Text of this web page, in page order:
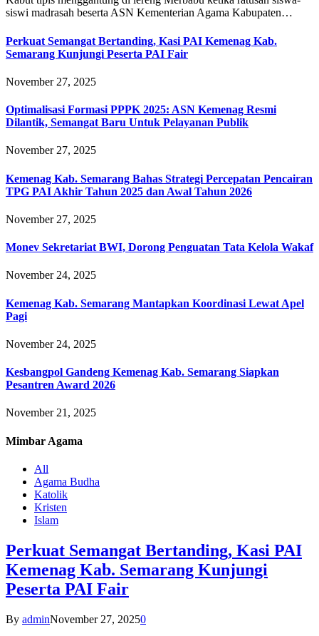
siswi madrasah beserta ASN Kementerian Agama Kabupaten…
Perkuat Semangat Bertanding, Kasi PAI Kemenag Kab.
Semarang Kunjungi Peserta PAI Fair
November 27, 2025
Optimalisasi Formasi PPPK 2025: ASN Kemenag Resmi
Dilantik, Semangat Baru Untuk Pelayanan Publik
November 27, 2025
Kemenag Kab. Semarang Bahas Strategi Percepatan Pencairan
TPG PAI Akhir Tahun 2025 dan Awal Tahun 2026
November 27, 2025
Monev Sekretariat BWI, Dorong Penguatan Tata Kelola Wakaf
November 24, 2025
Kemenag Kab. Semarang Mantapkan Koordinasi Lewat Apel
Pagi
November 24, 2025
Kesbangpol Gandeng Kemenag Kab. Semarang Siapkan
Pesantren Award 2026
November 21, 2025
Mimbar Agama
All
Agama Budha
Katolik
Kristen
Islam
Perkuat Semangat Bertanding, Kasi PAI
Kemenag Kab. Semarang Kunjungi
Peserta PAI Fair
By adminNovember 27, 20250